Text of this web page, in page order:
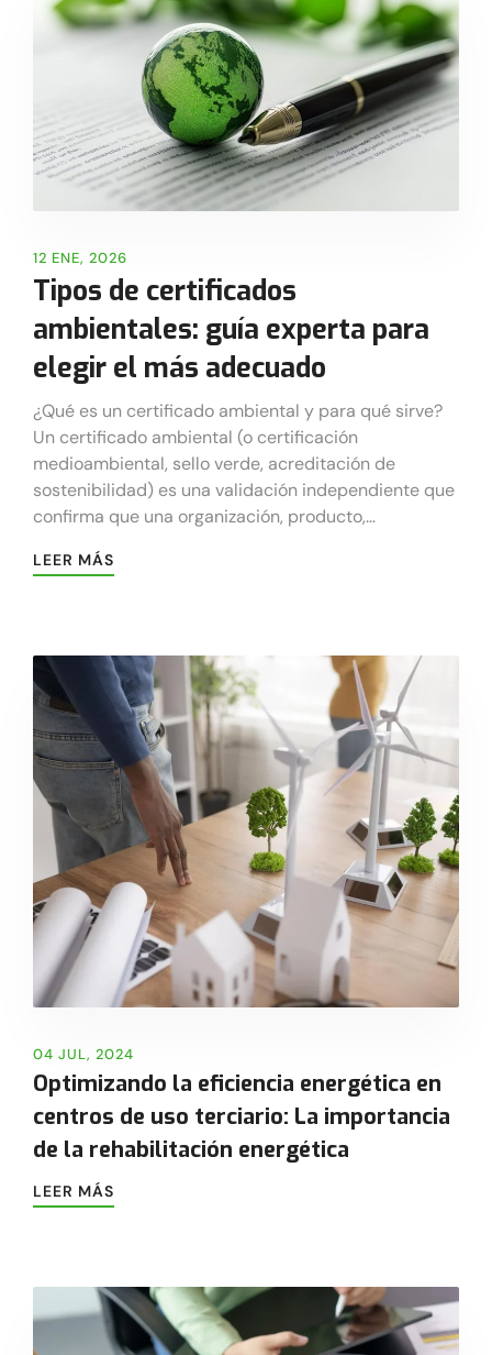
12 ENE, 2026
Tipos de certificados
ambientales: guía experta para
elegir el más adecuado
¿Qué es un certificado ambiental y para qué sirve?
Un certificado ambiental (o certificación
medioambiental, sello verde, acreditación de
sostenibilidad) es una validación independiente que
confirma que una organización, producto,…
LEER MÁS
04 JUL, 2024
Optimizando la eficiencia energética en
centros de uso terciario: La importancia
de la rehabilitación energética
LEER MÁS